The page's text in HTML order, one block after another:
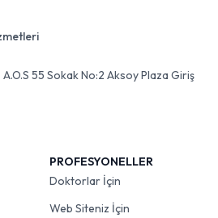
55 Sokak No:2 Aksoy Plaza Giriş
PROFESYONELLER
Doktorlar İçin
Web Siteniz İçin